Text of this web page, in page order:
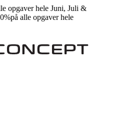
hele Juni, Juli &
på alle opgaver hele